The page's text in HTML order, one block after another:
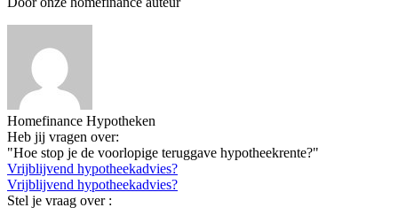
Homefinance Hypotheken
Heb jij vragen over:
"Hoe stop je de voorlopige teruggave hypotheekrente?"
Vrijblijvend hypotheekadvies?
Vrijblijvend hypotheekadvies?
Stel je vraag over :